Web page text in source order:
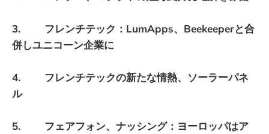
3. フレンチテック：LumApps、Beekeeperと合
併しユニコーン企業に
4. フレンチテックの新たな情熱、ソーラーパネ
ル
5. フェアフォン、ナッシング：ヨーロッパはア